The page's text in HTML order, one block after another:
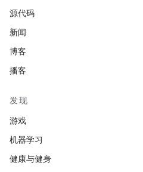
源代码
新闻
博客
播客
发现
游戏
机器学习
健康与健身